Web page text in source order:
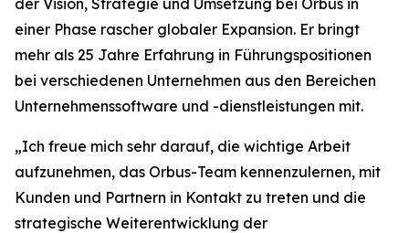
der Vision, Strategie und Umsetzung bei Orbus in
einer Phase rascher globaler Expansion. Er bringt
mehr als 25 Jahre Erfahrung in Führungspositionen
bei verschiedenen Unternehmen aus den Bereichen
Unternehmenssoftware und -dienstleistungen mit.
„Ich freue mich sehr darauf, die wichtige Arbeit
aufzunehmen, das Orbus-Team kennenzulernen, mit
Kunden und Partnern in Kontakt zu treten und die
strategische Weiterentwicklung der